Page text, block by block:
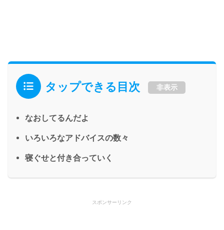
タップできる目次 非表示
なおしてるんだよ
いろいろなアドバイスの数々
寝ぐせと付き合っていく
スポンサーリンク